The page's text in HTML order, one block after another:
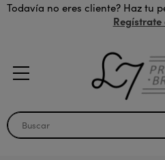
Todavía no eres cliente? Haz tu